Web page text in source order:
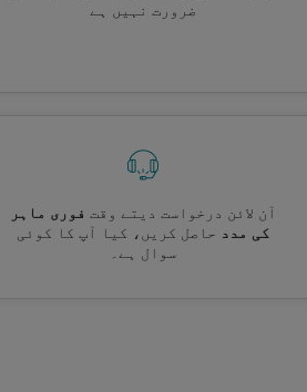
ضرورت نہیں ہے
آن لائن درخواست دیتے وقت فوری ماہر
کی مدد حاصل کریں، کیا آپ کا کوئی
سوال ہے۔